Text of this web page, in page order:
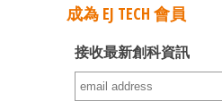
成為 EJ TECH 會員
接收最新創科資訊